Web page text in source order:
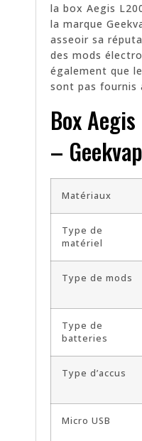
la box Aegis
la marque
asseoir sa
des mods
également que
sont pas fournis
Box
–
Matériaux
Type de
matériel
Type de mods
Type de
batteries
Type d’accus
Micro USB